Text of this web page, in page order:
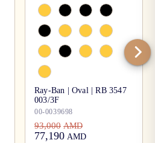
Ray-Ban | Oval | RB 3547
003/3F
00-0039698
93,000 AMD
77,190 AMD